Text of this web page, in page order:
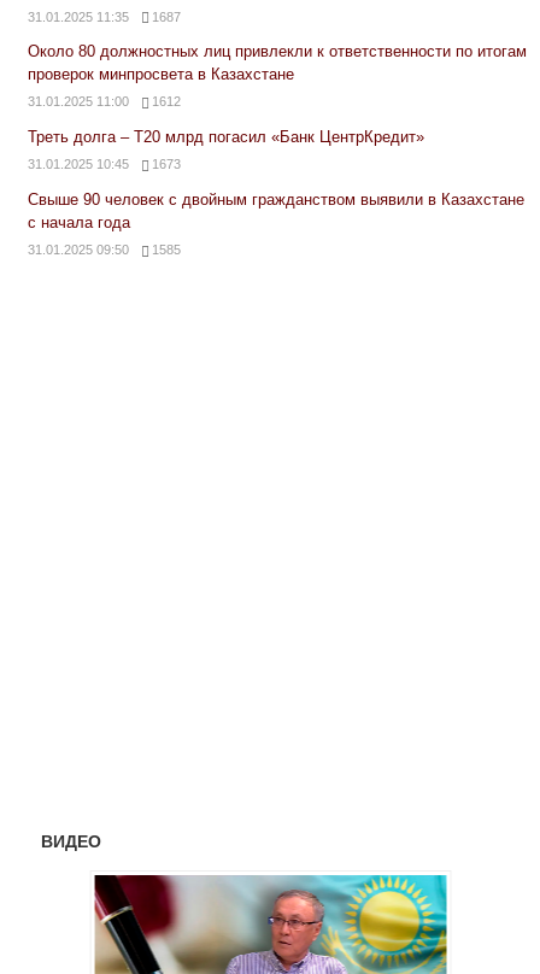
31.01.2025 11:35 1687
Около 80 должностных лиц привлекли к ответственности по итогам
проверок минпросвета в Казахстане
31.01.2025 11:00 1612
Треть долга – Т20 млрд погасил «Банк ЦентрКредит»
31.01.2025 10:45 1673
Свыше 90 человек с двойным гражданством выявили в Казахстане
с начала года
31.01.2025 09:50 1585
ВИДЕО